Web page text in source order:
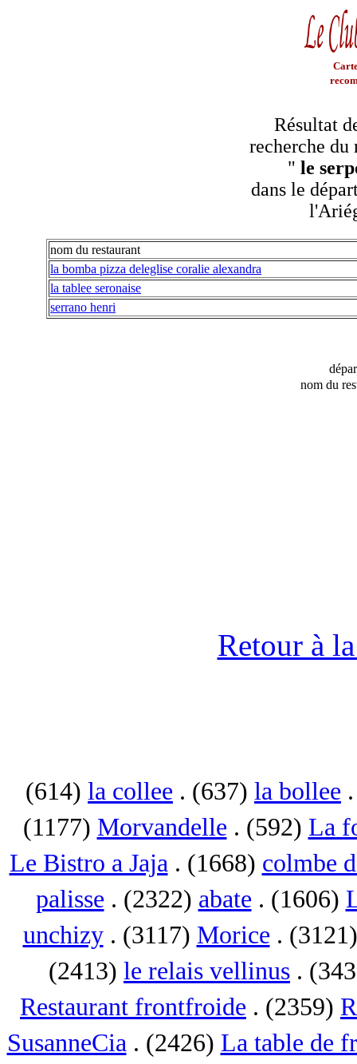
Résultat
recherche du
" le
dans le
nom du restaurant
la bomba pizza deleglise coralie alexandra
la tablee seronaise
serrano henri
nom du
Retour à
(614) la collee . (637) la bollee
(1177) Morvandelle . (592) La
Le Bistro a Jaja. (1668) colmbe
palisse . (2322) abate . (1606)
unchizy. (3117) Morice .
(2413) le relais vellinus .
Restaurant frontfroide . (2359)
SusanneCia. (2426) La table de